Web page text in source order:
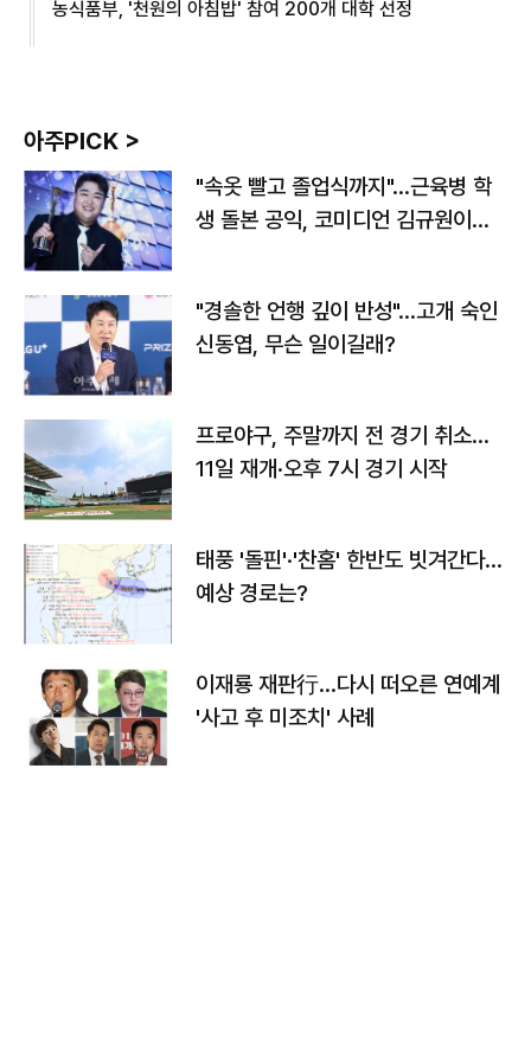
농식품부, '천원의 아침밥' 참여 200개 대학 선정
아주PICK >
"속옷 빨고 졸업식까지"…근육병 학
생 돌본 공익, 코미디언 김규원이었
"경솔한 언행 깊이 반성"…고개 숙인
신동엽, 무슨 일이길래?
프로야구, 주말까지 전 경기 취소…
11일 재개·오후 7시 경기 시작
태풍 '돌핀'·'찬홈' 한반도 빗겨간다…
예상 경로는?
이재룡 재판行…다시 떠오른 연예계
'사고 후 미조치' 사례